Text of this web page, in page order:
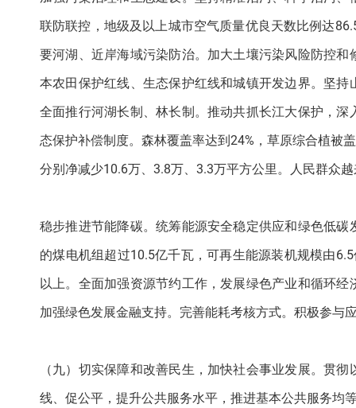
联防联控，地级及以上城市空气质量优良天数比例达
要河湖、近岸海域污染防治。加大土壤污染风险防控
本农田保护红线、生态保护红线和城镇开发边界。坚
全面推行河湖长制、林长制。推动共抓长江大保护，
态保护补偿制度。森林覆盖率达到24%，草原综合植被
分别净减少10.6万、3.8万、3.3万平方公里。人民群众
稳步推进节能降碳。统筹能源安全稳定供应和绿色低
的煤电机组超过10.5亿千瓦，可再生能源装机规模由
以上。全面加强资源节约工作，发展绿色产业和循环
加强绿色发展金融支持。完善能耗考核方式。积极参与
（九）切实保障和改善民生，加快社会事业发展。贯
线、促公平，提升公共服务水平，推进基本公共服务均